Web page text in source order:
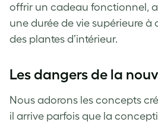
offrir un cadeau fonctionnel,
une durée de vie supérieure à
des plantes d’intérieur.
Les dangers de la
Nous adorons les concepts
il arrive parfois que la